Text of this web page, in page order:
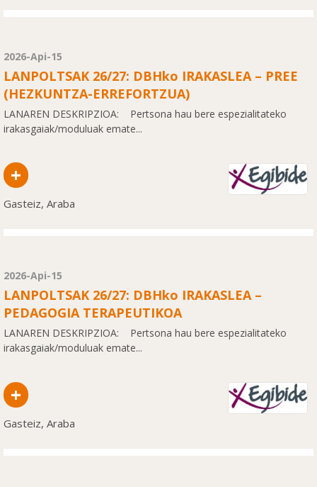
2026-Api-15
LANPOLTSAK 26/27: DBHko IRAKASLEA – PREE
(HEZKUNTZA-ERREFORTZUA)
LANAREN DESKRIPZIOA: Pertsona hau bere espezialitateko
irakasgaiak/moduluak emate...
+
Gasteiz, Araba
2026-Api-15
LANPOLTSAK 26/27: DBHko IRAKASLEA –
PEDAGOGIA TERAPEUTIKOA
LANAREN DESKRIPZIOA: Pertsona hau bere espezialitateko
irakasgaiak/moduluak emate...
+
Gasteiz, Araba